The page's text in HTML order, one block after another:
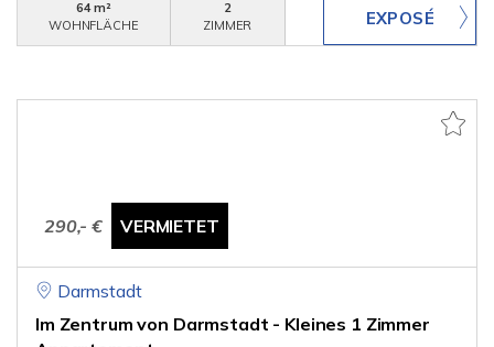
64 m²
WOHNFLÄCHE
2
ZIMMER
290,- € VERMIETET
Darmstadt
Im Zentrum von Darmstadt - Kleines 1 Zimmer